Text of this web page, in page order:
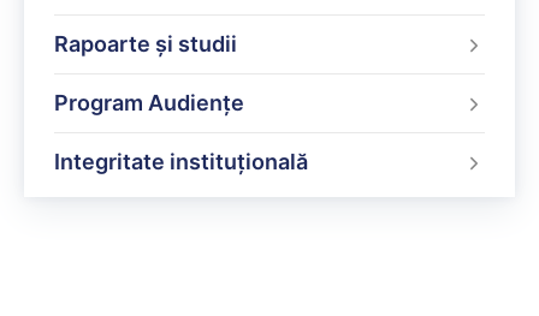
Rapoarte și studii
Program Audiențe
Integritate instituțională